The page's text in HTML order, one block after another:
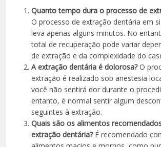
Quanto tempo dura o processo de
O processo de extração dentária em
leva apenas alguns minutos. No
total de recuperação pode variar
de extração e da complexidade do
A extração dentária é dolorosa?O
extração é realizado sob anestesia
você não sentirá dor durante o
entanto, é normal sentir algum
seguintes à extração.
Quais são os alimentos
extração dentária?É recomendado